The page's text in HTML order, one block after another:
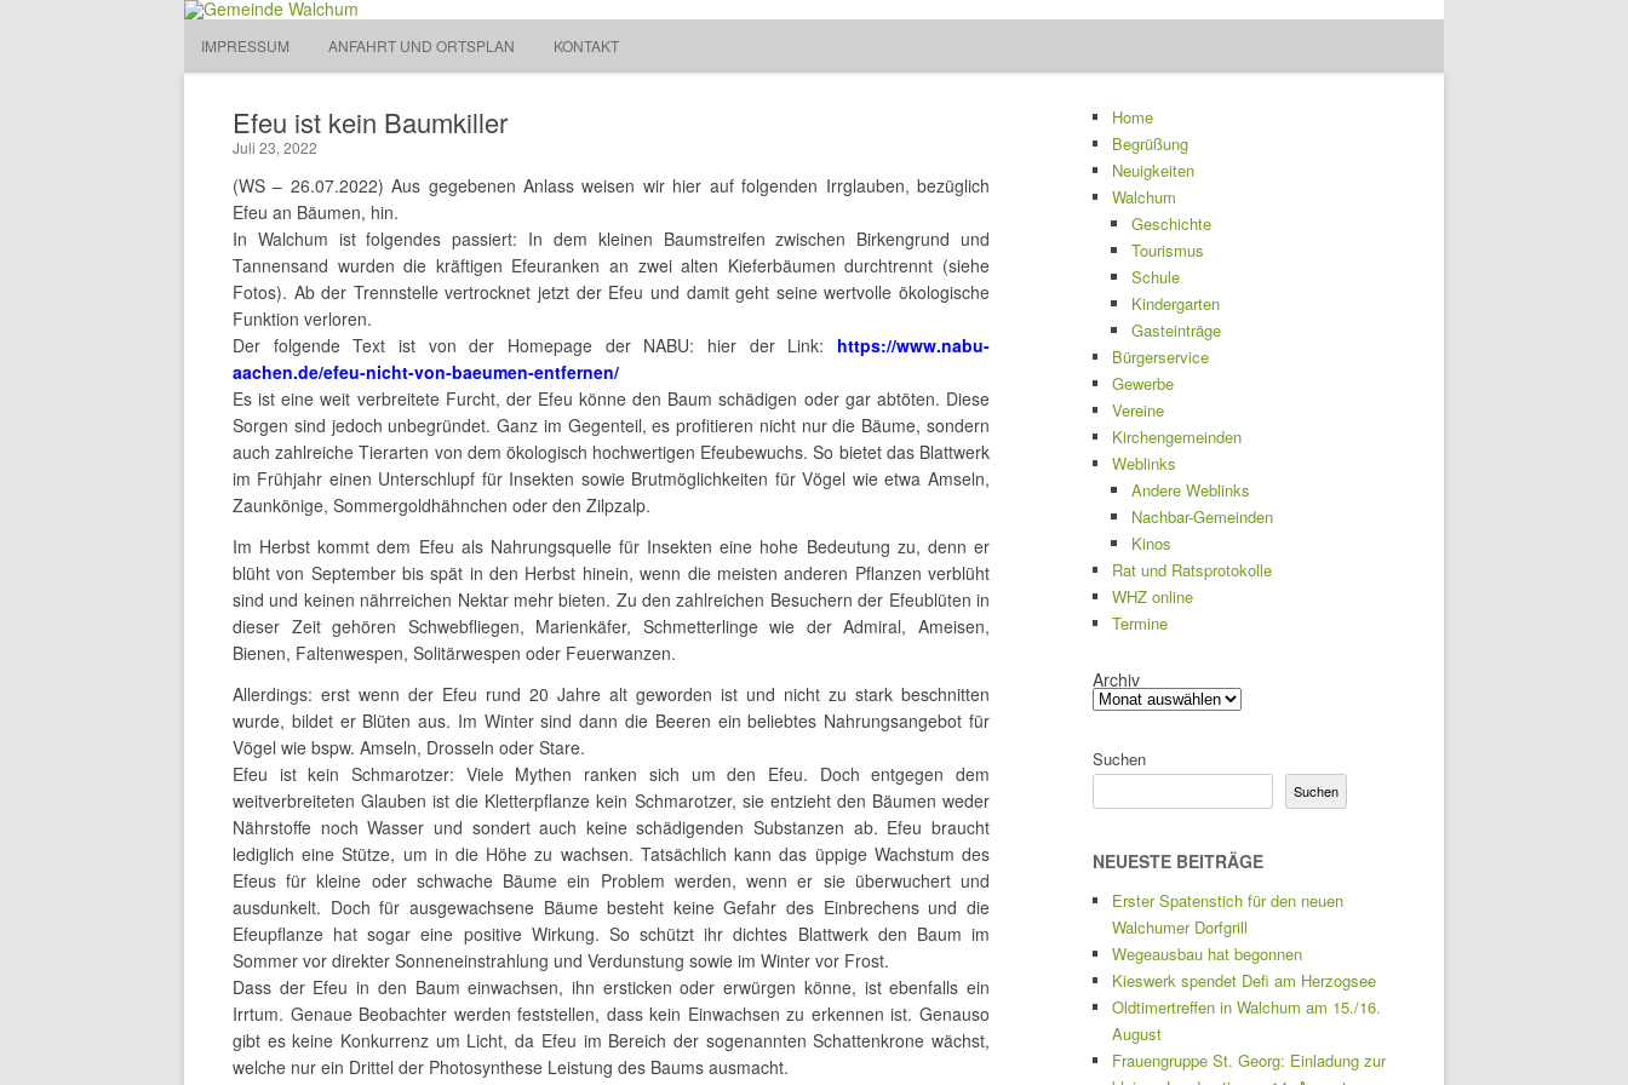
Gemeinde Walchum Gemeinde Walchum
IMPRESSUM ANFAHRT UND ORTSPLAN KONTAKT
Efeu ist kein Baumkiller
Juli 23, 2022
(WS – 26.07.2022) Aus gegebenen Anlass weisen wir hier auf folgenden Irrglauben, bezüglich
Efeu an Bäumen, hin.
In Walchum ist folgendes passiert: In dem kleinen Baumstreifen zwischen Birkengrund und
Tannensand wurden die kräftigen Efeuranken an zwei alten Kieferbäumen durchtrennt (siehe
Fotos). Ab der Trennstelle vertrocknet jetzt der Efeu und damit geht seine wertvolle ökologische
Funktion verloren.
Der folgende Text ist von der Homepage der NABU: hier der Link: https://www.nabu-
aachen.de/efeu-nicht-von-baeumen-entfernen/
Es ist eine weit verbreitete Furcht, der Efeu könne den Baum schädigen oder gar abtöten. Diese
Sorgen sind jedoch unbegründet. Ganz im Gegenteil, es profitieren nicht nur die Bäume, sondern
auch zahlreiche Tierarten von dem ökologisch hochwertigen Efeubewuchs. So bietet das Blattwerk
im Frühjahr einen Unterschlupf für Insekten sowie Brutmöglichkeiten für Vögel wie etwa Amseln,
Zaunkönige, Sommergoldhähnchen oder den Zilpzalp.
Im Herbst kommt dem Efeu als Nahrungsquelle für Insekten eine hohe Bedeutung zu, denn er
blüht von September bis spät in den Herbst hinein, wenn die meisten anderen Pflanzen verblüht
sind und keinen nährreichen Nektar mehr bieten. Zu den zahlreichen Besuchern der Efeublüten in
dieser Zeit gehören Schwebfliegen, Marienkäfer, Schmetterlinge wie der Admiral, Ameisen,
Bienen, Faltenwespen, Solitärwespen oder Feuerwanzen.
Allerdings: erst wenn der Efeu rund 20 Jahre alt geworden ist und nicht zu stark beschnitten
wurde, bildet er Blüten aus. Im Winter sind dann die Beeren ein beliebtes Nahrungsangebot für
Vögel wie bspw. Amseln, Drosseln oder Stare.
Efeu ist kein Schmarotzer: Viele Mythen ranken sich um den Efeu. Doch entgegen dem
weitverbreiteten Glauben ist die Kletterpflanze kein Schmarotzer, sie entzieht den Bäumen weder
Nährstoffe noch Wasser und sondert auch keine schädigenden Substanzen ab. Efeu braucht
lediglich eine Stütze, um in die Höhe zu wachsen. Tatsächlich kann das üppige Wachstum des
Efeus für kleine oder schwache Bäume ein Problem werden, wenn er sie überwuchert und
ausdunkelt. Doch für ausgewachsene Bäume besteht keine Gefahr des Einbrechens und die
Efeupflanze hat sogar eine positive Wirkung. So schützt ihr dichtes Blattwerk den Baum im
Sommer vor direkter Sonneneinstrahlung und Verdunstung sowie im Winter vor Frost.
Dass der Efeu in den Baum einwachsen, ihn ersticken oder erwürgen könne, ist ebenfalls ein
Irrtum. Genaue Beobachter werden feststellen, dass kein Einwachsen zu erkennen ist. Genauso
gibt es keine Konkurrenz um Licht, da Efeu im Bereich der sogenannten Schattenkrone wächst,
welche nur ein Drittel der Photosynthese Leistung des Baums ausmacht.
Home
Begrüßung
Neuigkeiten
Walchum
Geschichte
Tourismus
Schule
Kindergarten
Gasteinträge
Bürgerservice
Gewerbe
Vereine
Kirchengemeinden
Weblinks
Andere Weblinks
Nachbar-Gemeinden
Kinos
Rat und Ratsprotokolle
WHZ online
Termine
Archiv
Suchen
Suchen
NEUESTE BEITRÄGE
Erster Spatenstich für den neuen
Walchumer Dorfgrill
Wegeausbau hat begonnen
Kieswerk spendet Defi am Herzogsee
Oldtimertreffen in Walchum am 15./16.
August
Frauengruppe St. Georg: Einladung zur